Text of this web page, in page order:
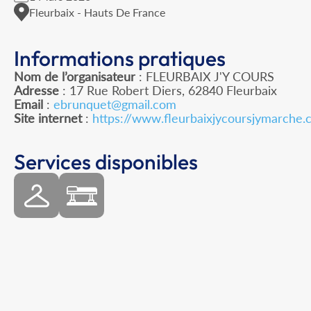
Fleurbaix - Hauts De France
Informations pratiques
Nom de l’organisateur : FLEURBAIX J'Y COURS
Adresse : 17 Rue Robert Diers, 62840 Fleurbaix
Email : ebrunquet@gmail.com
Site internet: https://
Services disponibles